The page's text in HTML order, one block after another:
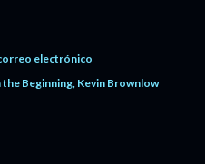
electrónico
Beginning Kevin Brownlow